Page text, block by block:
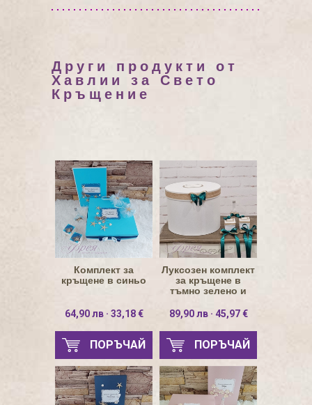
Други продукти от
Хавлии за Свето
Кръщение
Комплект за
кръщене в синьо
64,90 лв · 33,18 €
ПОРЪЧАЙ
Луксозен комплект
за кръщене в
тъмно зелено и
89,90 лв · 45,97 €
ПОРЪЧАЙ